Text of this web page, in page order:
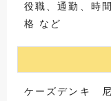
役職、通勤、時
格 など
ケーズデンキ